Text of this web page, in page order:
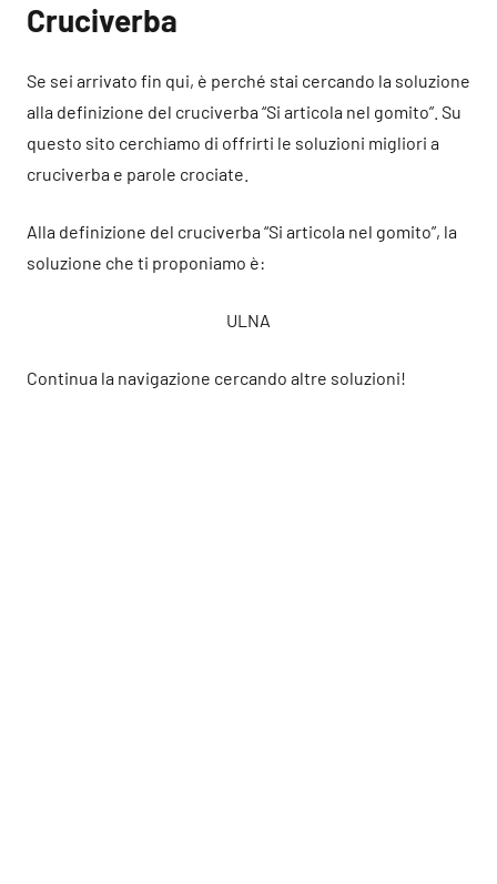
Cruciverba
Se sei arrivato fin qui, è perché stai cercando la soluzione
alla definizione del cruciverba “Si articola nel gomito”. Su
questo sito cerchiamo di offrirti le soluzioni migliori a
cruciverba e parole crociate.
Alla definizione del cruciverba “Si articola nel gomito”, la
soluzione che ti proponiamo è:
ULNA
Continua la navigazione cercando altre soluzioni!